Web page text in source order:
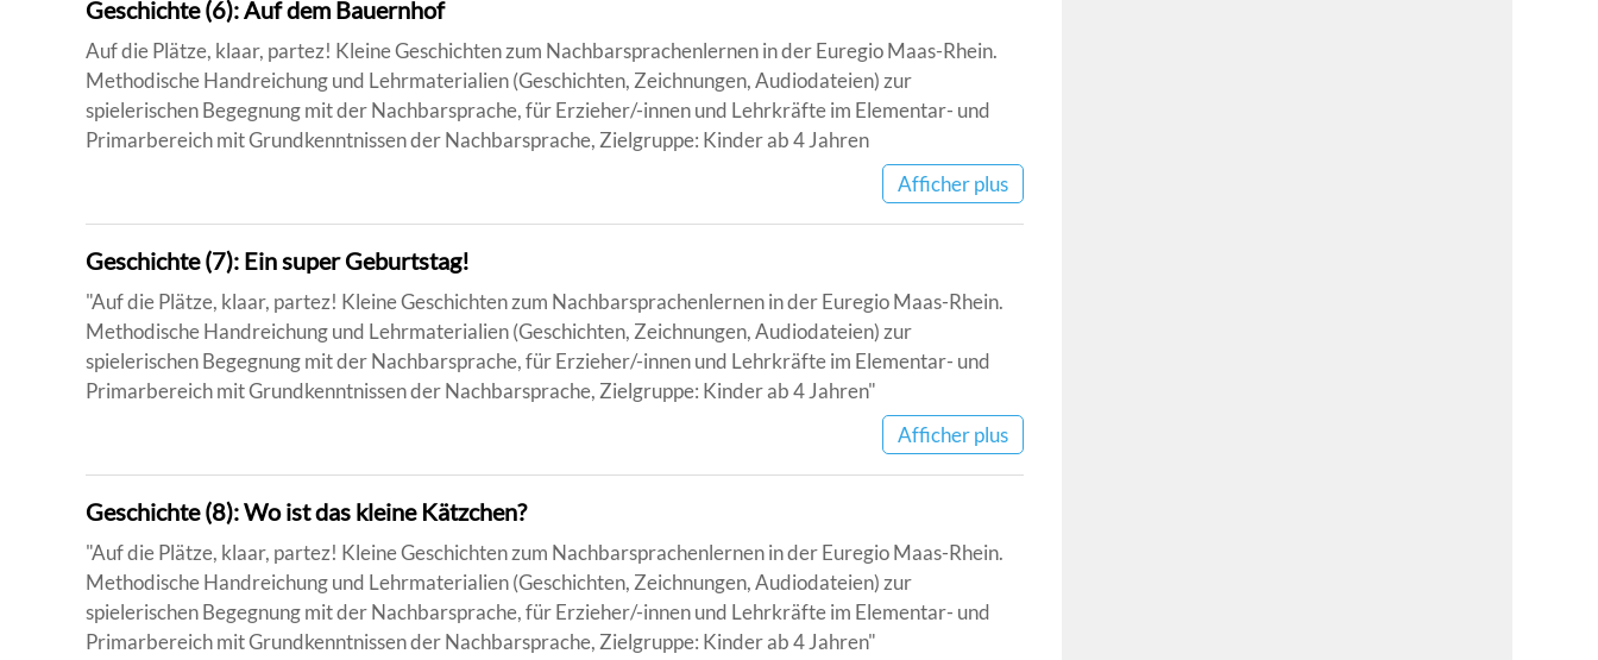
Geschichte (6): Auf dem Bauernhof
Auf die Plätze, klaar, partez! Kleine Geschichten zum Nachbarsprachenlernen in der Euregio Maas-Rhein.
Methodische Handreichung und Lehrmaterialien (Geschichten, Zeichnungen, Audiodateien) zur
spielerischen Begegnung mit der Nachbarsprache, für Erzieher/-innen und Lehrkräfte im Elementar- und
Primarbereich mit Grundkenntnissen der Nachbarsprache, Zielgruppe: Kinder ab 4 Jahren
Afficher plus
Geschichte (7): Ein super Geburtstag!
"Auf die Plätze, klaar, partez! Kleine Geschichten zum Nachbarsprachenlernen in der Euregio Maas-Rhein.
Methodische Handreichung und Lehrmaterialien (Geschichten, Zeichnungen, Audiodateien) zur
spielerischen Begegnung mit der Nachbarsprache, für Erzieher/-innen und Lehrkräfte im Elementar- und
Primarbereich mit Grundkenntnissen der Nachbarsprache, Zielgruppe: Kinder ab 4 Jahren"
Afficher plus
Geschichte (8): Wo ist das kleine Kätzchen?
"Auf die Plätze, klaar, partez! Kleine Geschichten zum Nachbarsprachenlernen in der Euregio Maas-Rhein.
Methodische Handreichung und Lehrmaterialien (Geschichten, Zeichnungen, Audiodateien) zur
spielerischen Begegnung mit der Nachbarsprache, für Erzieher/-innen und Lehrkräfte im Elementar- und
Primarbereich mit Grundkenntnissen der Nachbarsprache, Zielgruppe: Kinder ab 4 Jahren"